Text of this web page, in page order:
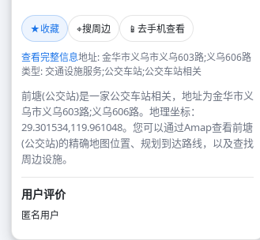
★收藏 ⌖搜周边 📱 去手机查看
查看完整信息地址: 金华市义乌市义乌603路;义乌606路
类型: 交通设施服务;公交车站;公交车站相关
前塘(公交站)是一家公交车站相关，地址为金华市义
乌市义乌603路;义乌606路。地理坐标：
29.301534,119.961048。您可以通过Amap查看前塘
(公交站)的精确地图位置、规划到达路线，以及查找
周边设施。
用户评价
匿名用户